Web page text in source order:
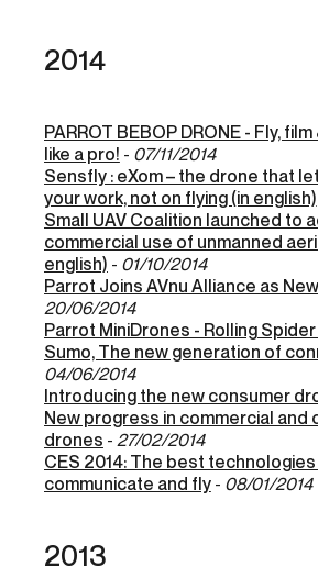
2014
PARROT BEBOP DRONE - Fly,
like a pro! - 07/11/2014
Sensfly : eXom – the drone that
your work, not on flying (in english)
Small UAV Coalition launched to
commercial use of unmanned
english) - 01/10/2014
Parrot Joins AVnu Alliance as
20/06/2014
Parrot MiniDrones - Rolling
Sumo, The new generation of
04/06/2014
Introducing the new consumer
New progress in commercial and
drones - 27/02/2014
CES 2014: The best technologies
communicate and fly- 08/01/2014
2013